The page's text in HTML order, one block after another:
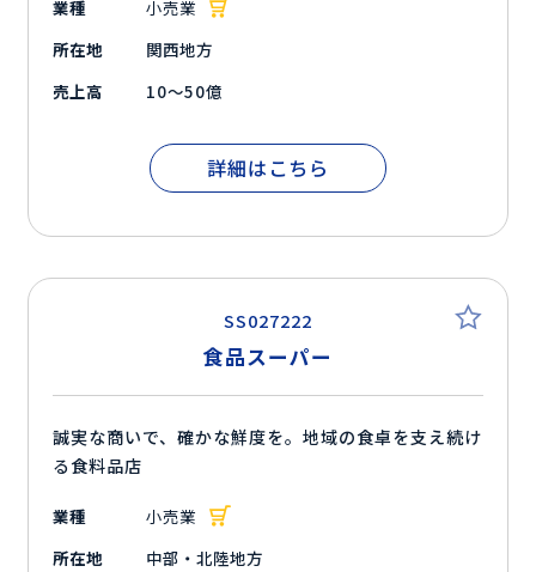
業種
小売業
所在地
関西地方
売上高
10～50億
詳細はこちら
SS027222
食品スーパー
誠実な商いで、確かな鮮度を。地域の食卓を支え続け
る食料品店
業種
小売業
所在地
中部・北陸地方